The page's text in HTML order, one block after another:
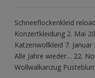
Schneeflockenkleid
Konzertkleidung 2. Mai
Katzenwollkleid 7. Januar
Alle Jahre wieder… 22.
Wollwalkanzug